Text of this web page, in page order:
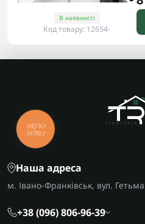
В наявності
Код товару: 12654-
Наша адреса
м. Івано-Франківськ, вул.
+38 (096) 806-96-39
КНОПКА
ЗВ'ЯЗКУ